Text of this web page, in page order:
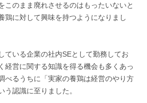
このまま廃れさせるのはもったいないと
鶏に対して興味を持つようになりまし
ている企業の社内SEとして勤務してお
経営に関する知識を得る機会も多くあっ
べるうちに「実家の養鶏は経営のやり方
う認識に至りました。